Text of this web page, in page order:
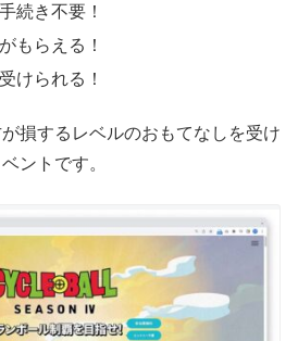
続き不要！
もらえる！
けられる！
損するレベルのおもてなしを受け
ントです。